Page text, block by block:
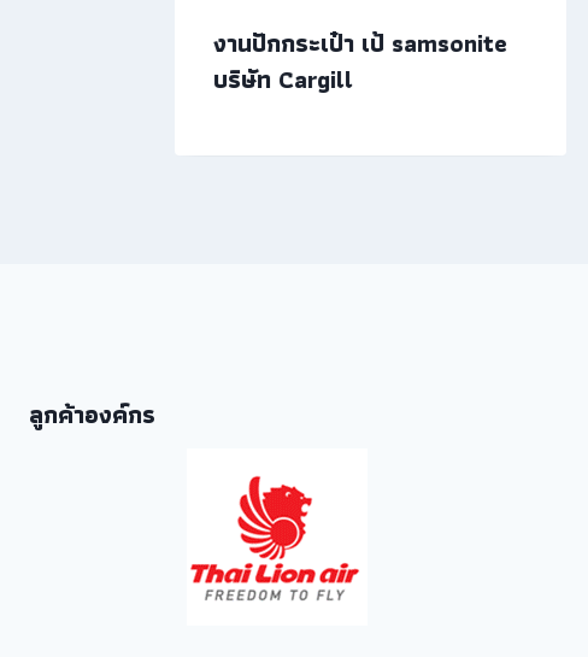
งานปักกระเป๋า เป้ samsonite
บริษัท Cargill
ลูกค้าองค์กร